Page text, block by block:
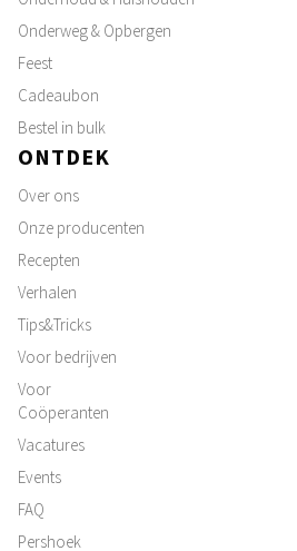
Onderweg & Opbergen
Feest
Cadeaubon
Bestel in bulk
ONTDEK
Over ons
Onze producenten
Recepten
Verhalen
Tips&Tricks
Voor bedrijven
Voor
Coöperanten
Vacatures
Events
FAQ
Pershoek